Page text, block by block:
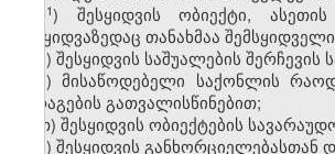
​1) შესყიდვის ობიექტი,
შესყიდვაზედაც თანახმაა
ვ) შესყიდვის საშუალების
ზ) მისაწოდებელი საქონლის
მარაგების გათვალისწინებით;
თ) შესყიდვის ობიექტების
ი) შესყიდვის განხორციელებასთან